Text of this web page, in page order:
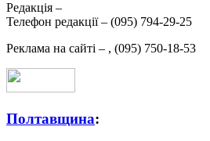
Редакція –
Телефон редакції – (095) 794-29-25
Реклама на сайті – , (095) 750-18-53
Полтавщина: